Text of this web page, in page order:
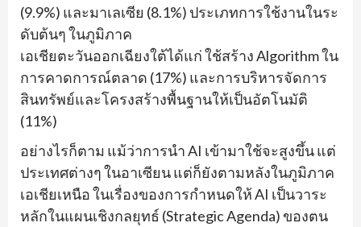
(9.9%) และมาเลเซีย (8.1%) ประเภทการใช้งานในระ
ดับต้นๆ ในภูมิภาค
เอเชียตะวันออกเฉียงใต้ได้แก่ ใช้สร้าง Algorithm ใน
การคาดการณ์ตลาด (17%) และการบริหารจัดการ
สินทรัพย์และโครงสร้างพื้นฐานให้เป็นอัตโนมัติ
(11%)
อย่างไรก็ตาม แม้ว่าการนำ AI เข้ามาใช้จะสูงขึ้น แต่
ประเทศต่างๆ ในอาเซียน แต่ก็ยังตามหลังในภูมิภาค
เอเชียเหนือ ในเรื่องของการกำหนดให้ AI เป็นวาระ
หลักในแผนเชิงกลยุทธ์ (Strategic Agenda) ของตน